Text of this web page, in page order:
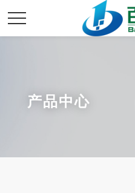
产品中心